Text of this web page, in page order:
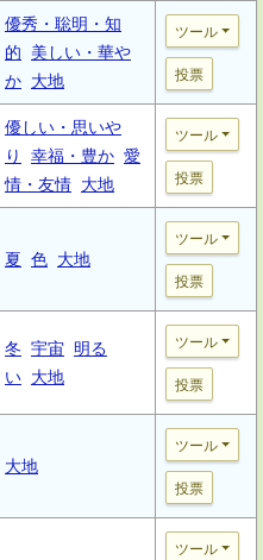
優秀・聡明・知
的
美しい・華や
か 大地
ツール
投票
優しい・思いや
り
幸福・豊か 愛
情・友情 大地
ツール
投票
夏 色 大地
ツール
投票
冬 宇宙 明る
い 大地
ツール
投票
大地
ツール
投票
ツール